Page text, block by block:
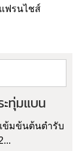
ฟรนไชส์
ทุ่มแบน
ข้มข้นต้นตำรับ